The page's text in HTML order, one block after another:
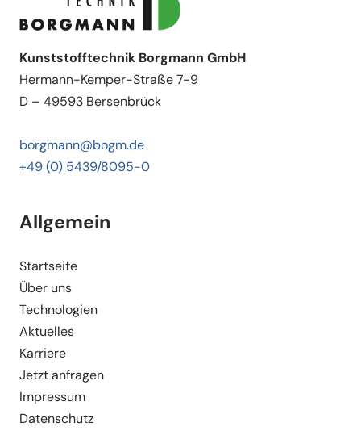
Kunststofftechnik Borgmann GmbH
Hermann-Kemper-Straße 7-9
D – 49593 Bersenbrück
borgmann@bogm.de
+49 (0) 5439/8095-0
Allgemein
Start­seite
Über uns
Techno­logien
Aktuelles
Karriere
Jetzt anfragen
Impressum
Daten­schutz